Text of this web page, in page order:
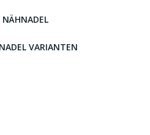
NÄHNADEL
VARIANTEN